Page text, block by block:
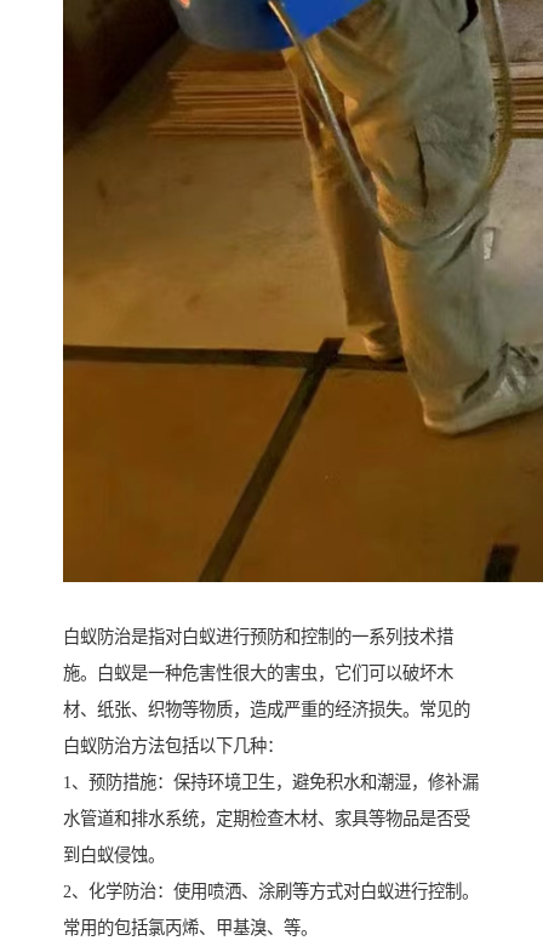
白蚁防治是指对白蚁进行预防和控制的一系列技术措
施。白蚁是一种危害性很大的害虫，它们可以破坏木
材、纸张、织物等物质，造成严重的经济损失。常见的
白蚁防治方法包括以下几种：
1、预防措施：保持环境卫生，避免积水和潮湿，修补漏
水管道和排水系统，定期检查木材、家具等物品是否受
到白蚁侵蚀。
2、化学防治：使用喷洒、涂刷等方式对白蚁进行控制。
常用的包括氯丙烯、甲基溴、等。